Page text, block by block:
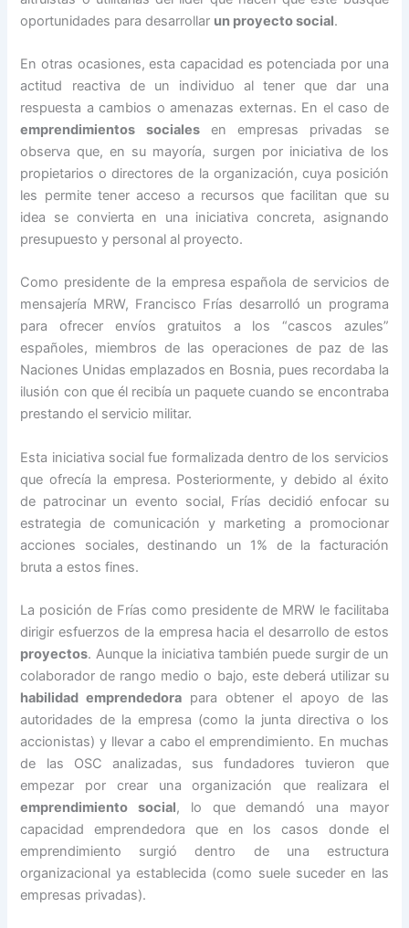
oportunidades para desarrollar un proyecto social.
En otras ocasiones, esta capacidad es potenciada por una
actitud reactiva de un individuo al tener que dar una
respuesta a cambios o amenazas externas. En el caso de
emprendimientos socialesen empresas privadas se
observa que, en su mayoría, surgen por iniciativa de los
propietarios o directores de la organización, cuya posición
les permite tener acceso a recursos que facilitan que su
idea se convierta en una iniciativa concreta, asignando
presupuesto y personal al proyecto.
Como presidente de la empresa española de servicios de
mensajería MRW, Francisco Frías desarrolló un programa
para ofrecer envíos gratuitos a los “cascos azules”
españoles, miembros de las operaciones de paz de las
Naciones Unidas emplazados en Bosnia, pues recordaba la
ilusión con que él recibía un paquete cuando se encontraba
prestando el servicio militar.
Esta iniciativa social fue formalizada dentro de los servicios
que ofrecía la empresa. Posteriormente, y debido al éxito
de patrocinar un evento social, Frías decidió enfocar su
estrategia de comunicación y marketing a promocionar
acciones sociales, destinando un 1% de la facturación
bruta a estos fines.
La posición de Frías como presidente de MRW le facilitaba
dirigir esfuerzos de la empresa hacia el desarrollo de estos
proyectos. Aunque la iniciativa también puede surgir de un
colaborador de rango medio o bajo, este deberá utilizar su
habilidad emprendedora para obtener el apoyo de las
autoridades de la empresa (como la junta directiva o los
accionistas) y llevar a cabo el emprendimiento. En muchas
de las OSC analizadas, sus fundadores tuvieron que
empezar por crear una organización que realizara el
emprendimiento social, lo que demandó una mayor
capacidad emprendedora que en los casos donde el
emprendimiento surgió dentro de una estructura
organizacional ya establecida (como suele suceder en las
empresas privadas).